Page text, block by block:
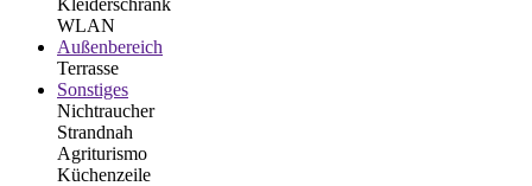
WLAN
Außenbereich
Terrasse
Sonstiges
Nichtraucher
Strandnah
Agriturismo
Küchenzeile